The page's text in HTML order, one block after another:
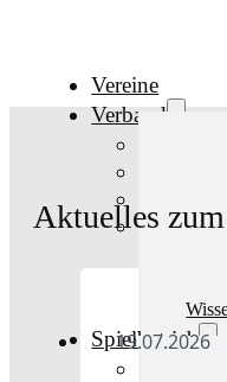
Vereine
Verband
Spielbetrieb
Aktuelles
19.07.2026